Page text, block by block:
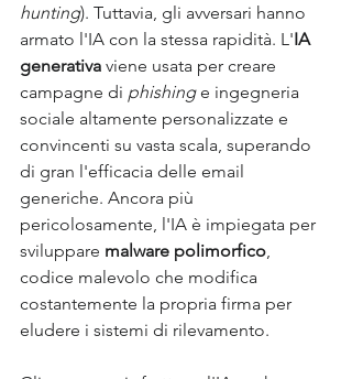
hunting). Tuttavia, gli avversari hanno
armato l'IA con la stessa rapidità. L'IA
generativa viene usata per creare
campagne di phishing e ingegneria
sociale altamente personalizzate e
convincenti su vasta scala, superando
di gran l'efficacia delle email
generiche. Ancora più
pericolosamente, l'IA è impiegata per
sviluppare malware polimorfico
codice malevolo che modifica
costantemente la propria firma per
eludere i sistemi di rilevamento.